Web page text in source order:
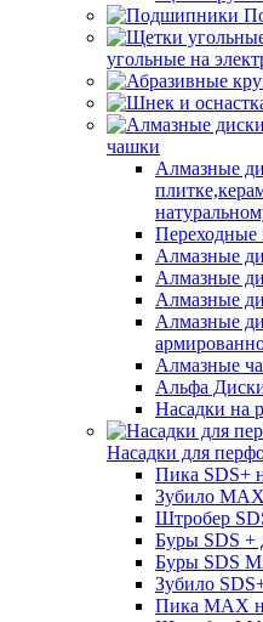
угольные на
чашки
Алмазные
Переходные
Алмазные
Алмазные
Алмазные
Алмазные
Алмазные
Альфа
Насадки на
Насадки для
Пика SDS+
Зубило
Штробер
Буры SDS +
Буры SDS
Зубило
Пика MAX